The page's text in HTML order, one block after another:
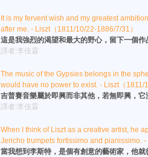
It is my fervent wish and my greatest
after me. - Liszt（1811/10/22-1886/7/31）
這是我強烈的渴望和最大的野心，留下一個
譯者:李佳霖
The music of the Gypsies belongs in the
would have no power to exist. - Liszt（1811/
吉普賽音樂屬於即興而非其他，若無即興，
譯者:李佳霖
When I think of Liszt as a creative artist, he
Jericho trumpets fortissimo and pianissimo.
當我想到李斯特，是個有創意的藝術家，他